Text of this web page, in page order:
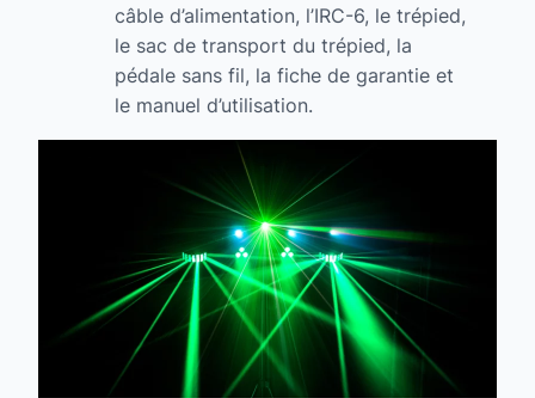
câble d’alimentation, l’IRC-6, le trépied,
le sac de transport du trépied, la
pédale sans fil, la fiche de garantie et
le manuel d’utilisation.